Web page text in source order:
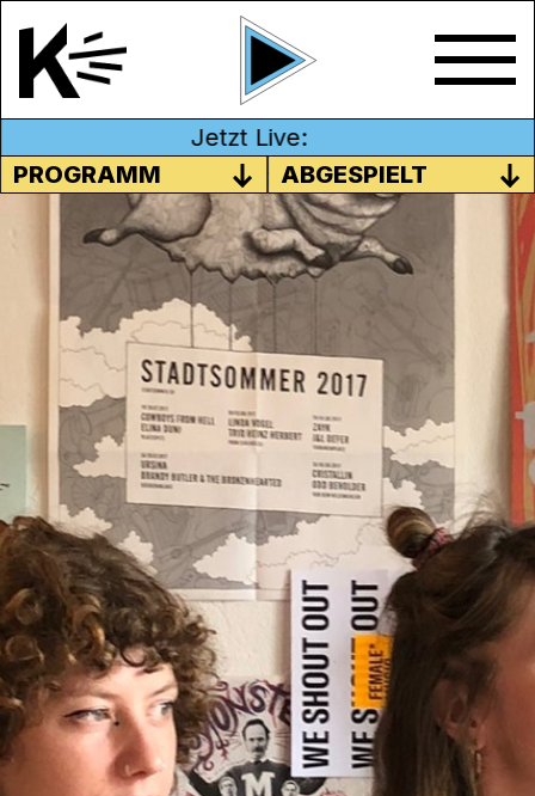
Jetzt Live:
PROGRAMM
ABGESPIELT
#04 FABIENNE SCHMUKI
In der vierten Folge von FINTA*view ziehen
wir mitFabienne Schmukiden Vorhang und
blicken gemeinsam hinter die Kulissen der
Schweizer Indiemusik-Szene. Fabienne
Schmuki ist Co-Geschäftsleiterin von
Irascible
, einer Distributions- und
Promotionsagentur sowie ein Musiklabel.
Von ihrem beruflichen Werdegang bis hin
zur Frage nach Vorbildern für FINTA*s —
das und viel mehr gibts in dieser Folge zu
hören. Geniess die Aussicht!
Sendung vom 24.01.2023
Moderation: Shannon Hughes & Jana